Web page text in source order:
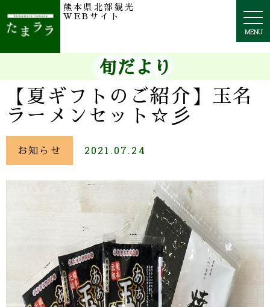
MENU
熊本県北部観光
WEBサイト
旬だより
【夏ギフトのご紹介】玉名
ラーメンセット☆彡
お知らせ 2021.07.24